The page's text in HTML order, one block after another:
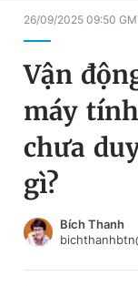
Chuyên mục
Chuyên mục khác
Chào ngày mới
Tin thị trường
Đổi mật khẩu
Tin đã lưu
Đăng xuất
26/09/2025 09:50
Vận
máy
chưa
gì?
Bích Thanh